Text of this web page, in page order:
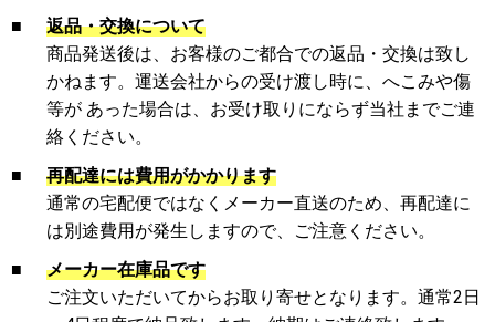
■
返品・交換について
商品発送後は、お客様のご都合での返品・交換は致し
かねます。運送会社からの受け渡し時に、へこみや傷
等が あった場合は、お受け取りにならず当社までご連
絡ください。
■
再配達には費用がかかります
通常の宅配便ではなくメーカー直送のため、再配達に
は別途費用が発生しますので、ご注意ください。
■
メーカー在庫品です
ご注文いただいてからお取り寄せとなります。通常2日